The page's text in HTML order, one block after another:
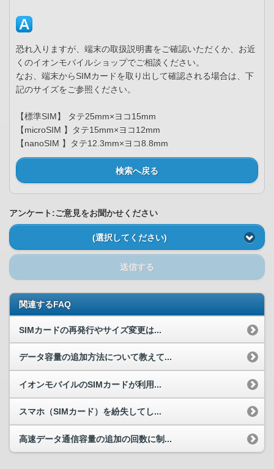
恐れ入りますが、端末の取扱説明書をご確認いただくか、お近
くのイオンモバイルショップでご相談ください。
なお、端末からSIMカードを取り出して確認される場合は、下
記のサイズをご参照ください。
【標準SIM】 タテ25mm×ヨコ15mm
【microSIM 】タテ15mm×ヨコ12mm
【nanoSIM 】タテ12.3mm×ヨコ8.8mm
検索へ戻る
アンケート:ご意見をお聞かせください
(選択してください)
送信する
関連するFAQ
SIMカードの再発行やサイズ変更は...
データ容量の追加方法について教えて...
イオンモバイルのSIMカードが利用...
スマホ（SIMカード）を紛失してし...
高速データ通信容量の追加の回数に制...